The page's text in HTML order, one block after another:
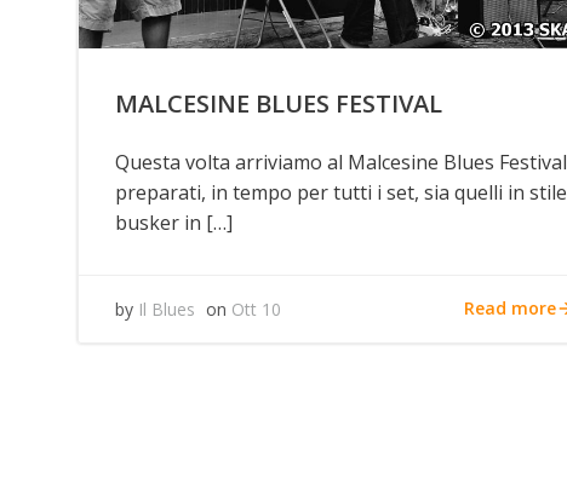
MALCESINE BLUES FESTIVAL
Questa volta arriviamo al Malcesine Blues Festival
preparati, in tempo per tutti i set, sia quelli in stile
busker in […]
by Il Blues on Ott 10 Read more